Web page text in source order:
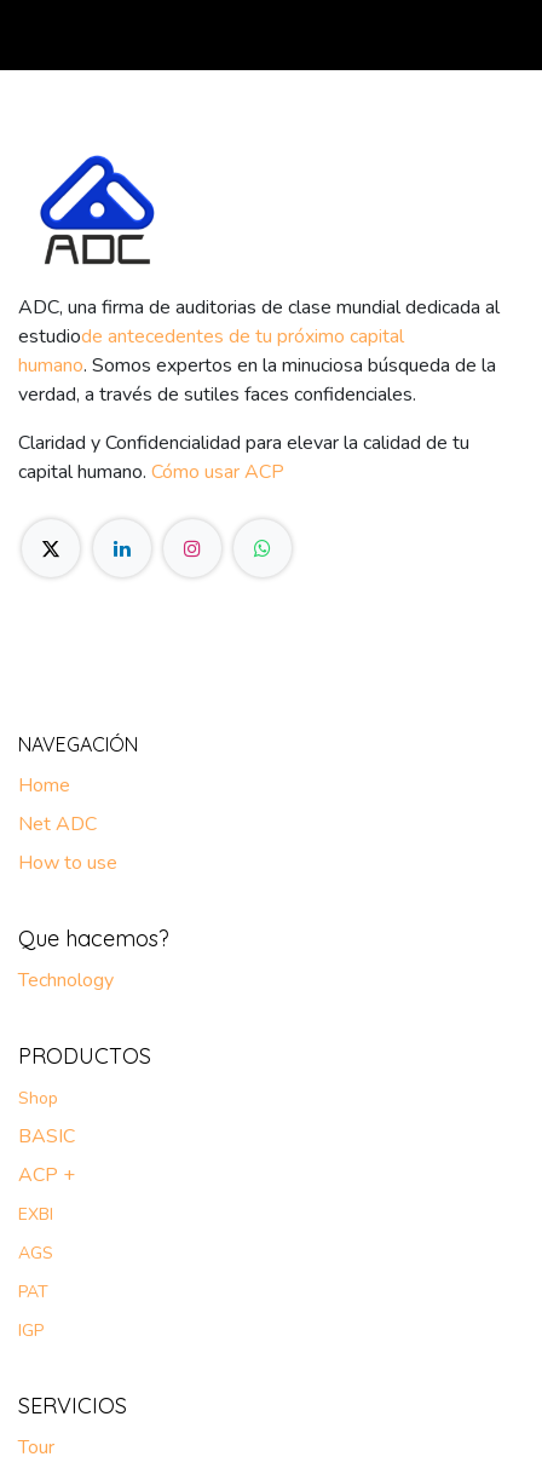
NAVEGACIÓN
Home
Net ADC
How to use
Que hacemos?
Technology
PRODUCTOS
Shop
BASIC
ACP +
EXBI
AGS
PAT
IGP
SERVICIOS
Tour​
ADC, una firma de auditorias de clase mundial dedicada al
estudiode antecedentes de tu próximo capital
humano. Somos expertos en la minuciosa búsqueda de la
verdad, a través de sutiles faces confidenciales.
Claridad y Confidencialidad para elevar la calidad de tu
capital humano. Cómo usar ACP